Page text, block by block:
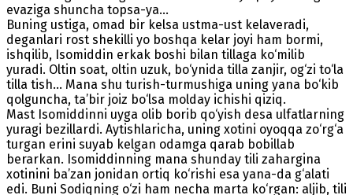
evaziga shuncha topsa-ya...
Buning ustiga, omad bir kelsa ustma-ust kelaveradi,
deganlari rost shekilli yo boshqa kelar joyi ham bormi,
ishqilib, Isomiddin erkak boshi bilan tillaga ko‘milib
yuradi. Oltin soat, oltin uzuk, bo‘ynida tilla zanjir, og‘zi to‘la
tilla tish... Mana shu turish-turmushiga uning yana bo‘kib
qolguncha, ta’bir joiz bo‘lsa molday ichishi qiziq.
Mast Isomiddinni uyga olib borib qo‘yish desa ulfatlarning
yuragi bezillardi. Aytishlaricha, uning xotini oyoqqa zo‘rg‘a
turgan erini suyab kelgan odamga qarab bobillab
berarkan. Isomiddinning mana shunday tili zahargina
xotinini ba’zan jonidan ortiq ko‘rishi esa yana-da g‘alati
edi. Buni Sodiqning o‘zi ham necha marta ko‘rgan: aljib, tili